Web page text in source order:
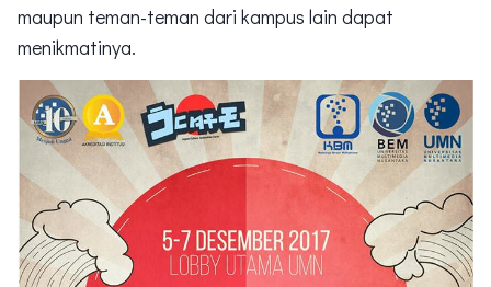
maupun teman-teman dari kampus lain dapat
menikmatinya.